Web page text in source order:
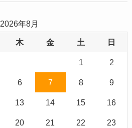
2026年8月
木 金 土 日
1 2
6 7 8 9
13 14 15 16
20 21 22 23